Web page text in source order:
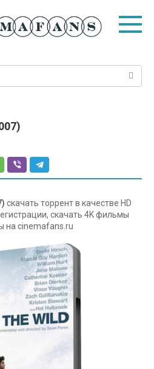
скачать торрент в качестве HD
скачать 4K фильмы
на cinemafans.ru